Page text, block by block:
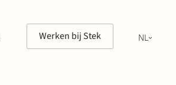
Werken bij Stek
NL